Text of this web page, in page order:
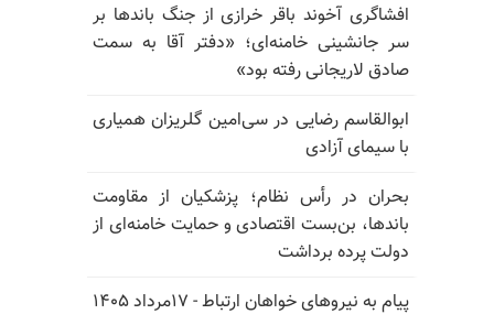
افشاگری آخوند باقر خرازی از جنگ باندها بر
سر جانشینی خامنه‌ای؛ «دفتر آقا به سمت
صادق لاریجانی رفته بود»
ابوالقاسم رضایی در سی‌امین گلریزان همیاری
با سیمای آزادی
بحران در رأس نظام؛ پزشکیان از مقاومت
باندها، بن‌بست اقتصادی و حمایت خامنه‌ای از
دولت پرده برداشت
پیام به نیروهای خواهان ارتباط - ۱۷مرداد ۱۴۰۵